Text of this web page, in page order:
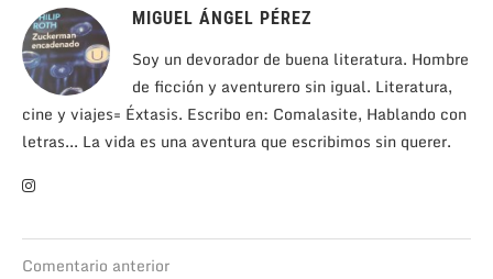
MIGUEL ÁNGEL PÉREZ
Soy un devorador de buena literatura. Hombre
de ficción y aventurero sin igual. Literatura,
cine y viajes= Éxtasis. Escribo en: Comalasite, Hablando con
letras... La vida es una aventura que escribimos sin querer.
Comentario anterior